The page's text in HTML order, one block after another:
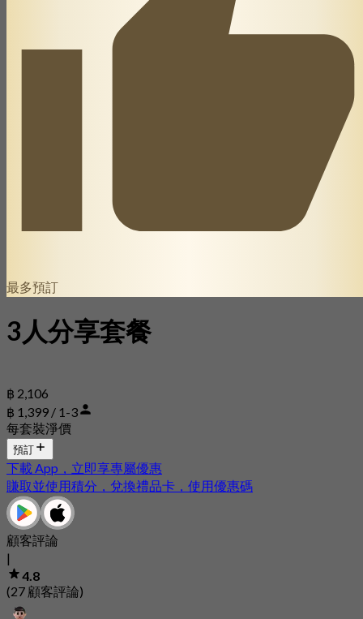
最多預訂
3人分享套餐
฿ 2,106
฿ 1,399 / 1-3
每套裝淨價
預訂
下載 App，立即享專屬優惠
賺取並使用積分，兌換禮品卡，使用優惠碼
顧客評論
|
4.8
(27 顧客評論)